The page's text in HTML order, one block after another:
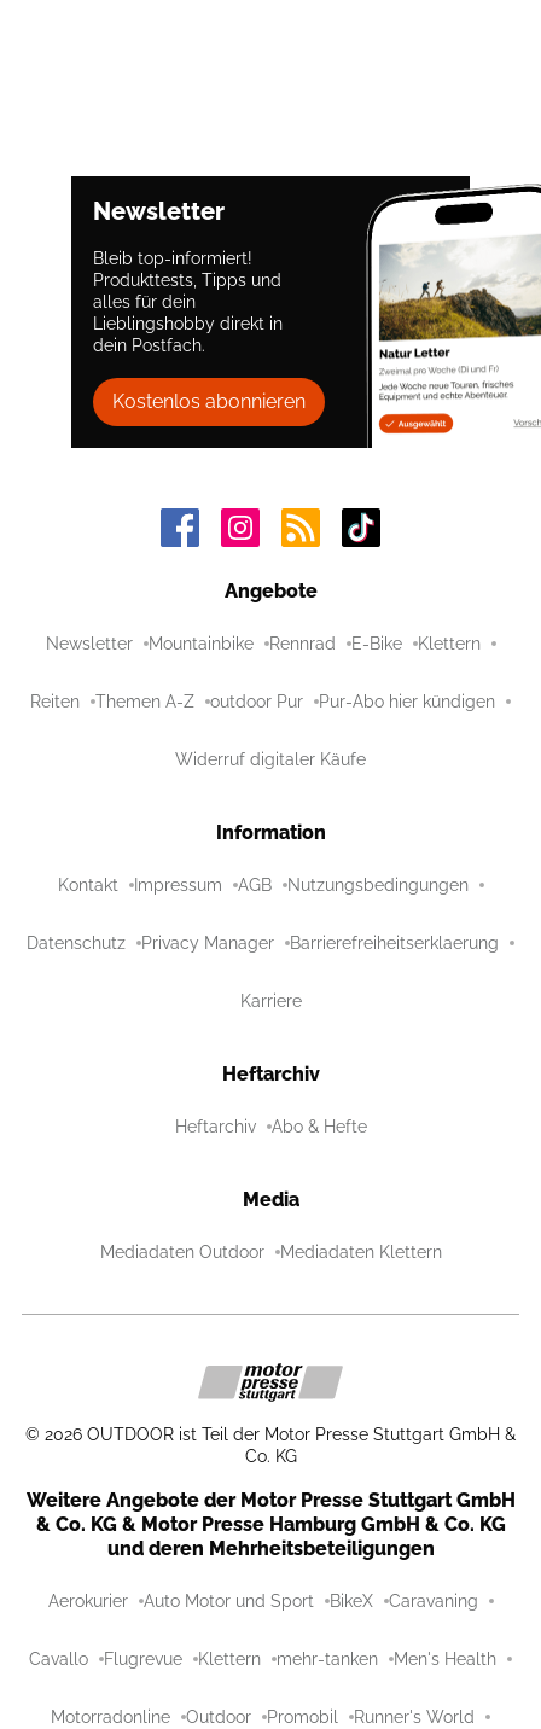
Newsletter
Bleib top-informiert!
Produkttests, Tipps und
alles für dein
Lieblingshobby direkt in
dein Postfach.
Kostenlos abonnieren
Angebote
Newsletter Mountainbike Rennrad E-Bike Klettern
Reiten Themen A-Z outdoor Pur Pur-Abo hier kündigen
Widerruf digitaler Käufe
Information
Kontakt Impressum AGB Nutzungsbedingungen
Datenschutz Privacy Manager Barrierefreiheitserklaerung
Karriere
Heftarchiv
Heftarchiv Abo & Hefte
Media
Mediadaten Outdoor Mediadaten Klettern
© 2026 OUTDOOR ist Teil der Motor Presse Stuttgart GmbH &
Co. KG
Weitere Angebote der Motor Presse Stuttgart GmbH
& Co. KG & Motor Presse Hamburg GmbH & Co. KG
und deren Mehrheitsbeteiligungen
Aerokurier Auto Motor und Sport BikeX Caravaning
Cavallo Flugrevue Klettern mehr-tanken Men's Health
Motorradonline Outdoor Promobil Runner's World